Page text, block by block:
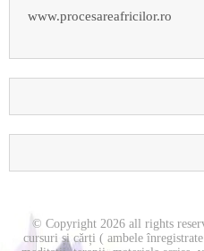
www.procesareafricilor.ro
© Copyright 2026 all rights
cursuri și cărți ( ambele